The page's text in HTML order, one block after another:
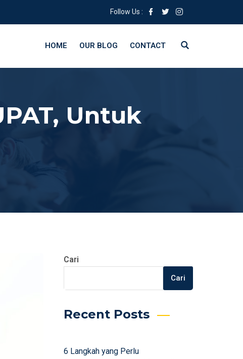
Follow Us :
HOME OUR BLOG CONTACT
Untuk
Cari
Cari
Recent Posts
6 Langkah yang Perlu